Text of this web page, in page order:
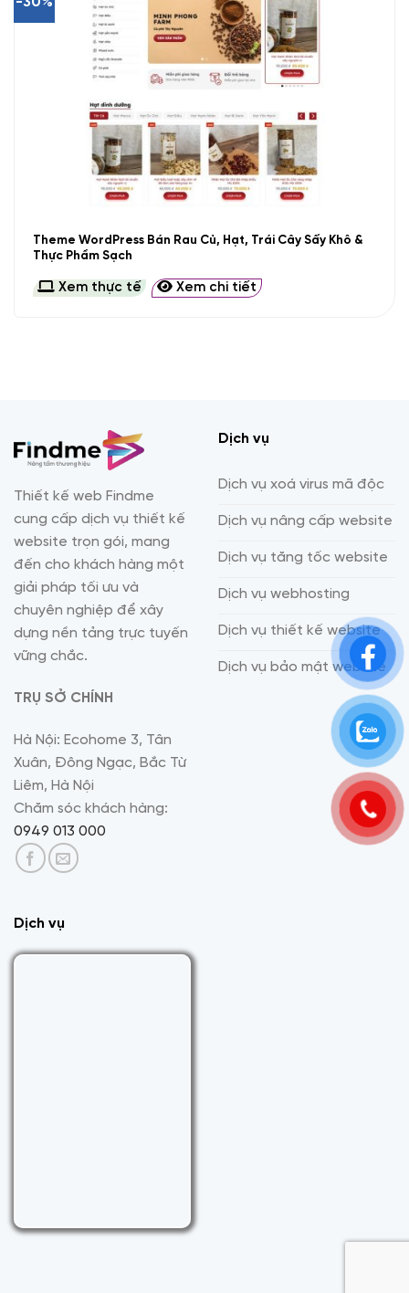
Theme WordPress Bán Rau Củ, Hạt, Trái Cây Sấy Khô &
Thực Phẩm Sạch
Xem thực tế Xem chi tiết
Thiết kế web Findme
cung cấp dịch vụ thiết kế
website trọn gói, mang
đến cho khách hàng một
giải pháp tối ưu và
chuyên nghiệp để xây
dựng nền tảng trực tuyến
vững chắc.
TRỤ SỞ CHÍNH
Hà Nội: Ecohome 3, Tân
Xuân, Đông Ngạc, Bắc Từ
Liêm, Hà Nội
Chăm sóc khách hàng:
0949 013 000
Dịch vụ
Dịch vụ xoá virus mã độc
Dịch vụ nâng cấp website
Dịch vụ tăng tốc website
Dịch vụ webhosting
Dịch vụ thiết kế website
Dịch vụ bảo mật website
Dịch vụ